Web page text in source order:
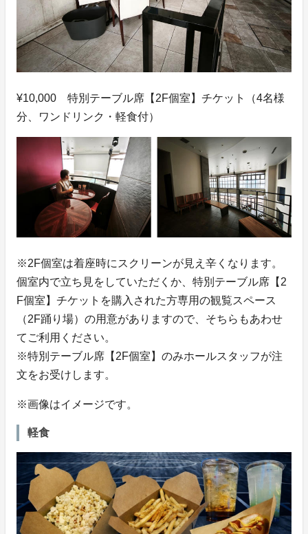
¥10,000 特別テーブル席【2F個室】チケット（4名様
分、ワンドリンク・軽食付）
※2F個室は着座時にスクリーンが見え辛くなります。
個室内で立ち見をしていただくか、特別テーブル席【2
F個室】チケットを購入された方専用の観覧スペース
（2F踊り場）の用意がありますので、そちらもあわせ
てご利用ください。
※特別テーブル席【2F個室】のみホールスタッフが注
文をお受けします。
※画像はイメージです。
軽食